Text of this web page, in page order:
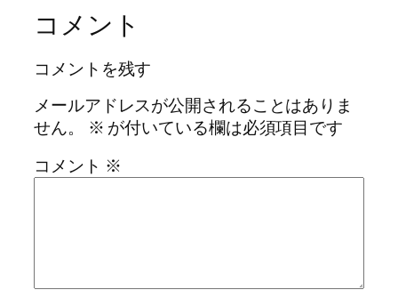
コメント
コメントを残す
メールアドレスが公開されることはありま
せん。
※ が付いている欄は必須項目です
コメント ※